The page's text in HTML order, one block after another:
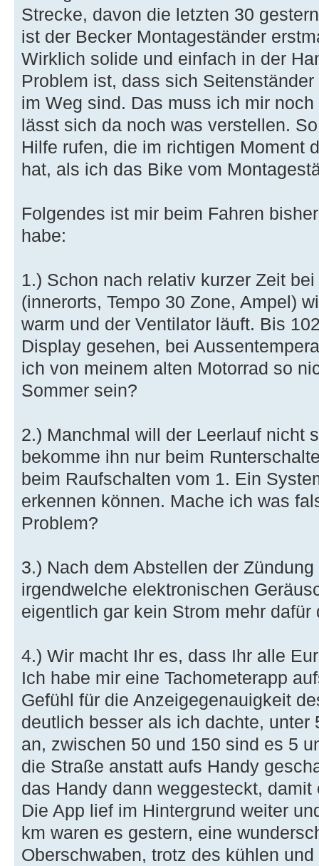
Strecke, davon die letzten 30
ist der Becker Montageständer
Wirklich solide und einfach in der
Problem ist, dass sich
im Weg sind. Das muss ich mir
lässt sich da noch was verstellen.
Hilfe rufen, die im richtigen Moment
hat, als ich das Bike vom
Folgendes ist mir beim Fahren
habe:
1.) Schon nach relativ kurzer Zeit
(innerorts, Tempo 30 Zone, Ampel)
warm und der Ventilator läuft. Bis
Display gesehen, bei
ich von meinem alten Motorrad so
Sommer sein?
2.) Manchmal will der Leerlauf nicht
bekomme ihn nur beim
beim Raufschalten vom 1. Ein
erkennen können. Mache ich was
Problem?
3.) Nach dem Abstellen der
irgendwelche elektronischen
eigentlich gar kein Strom mehr
4.) Wir macht Ihr es, dass Ihr alle
Ich habe mir eine Tachometerapp
Gefühl für die Anzeigegenauigkeit
deutlich besser als ich dachte,
an, zwischen 50 und 150 sind es 5
die Straße anstatt aufs Handy
das Handy dann weggesteckt,
Die App lief im Hintergrund weiter
km waren es gestern, eine
Oberschwaben, trotz des kühlen